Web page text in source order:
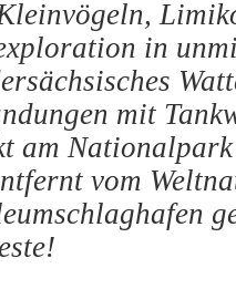
in
mit
am
vom